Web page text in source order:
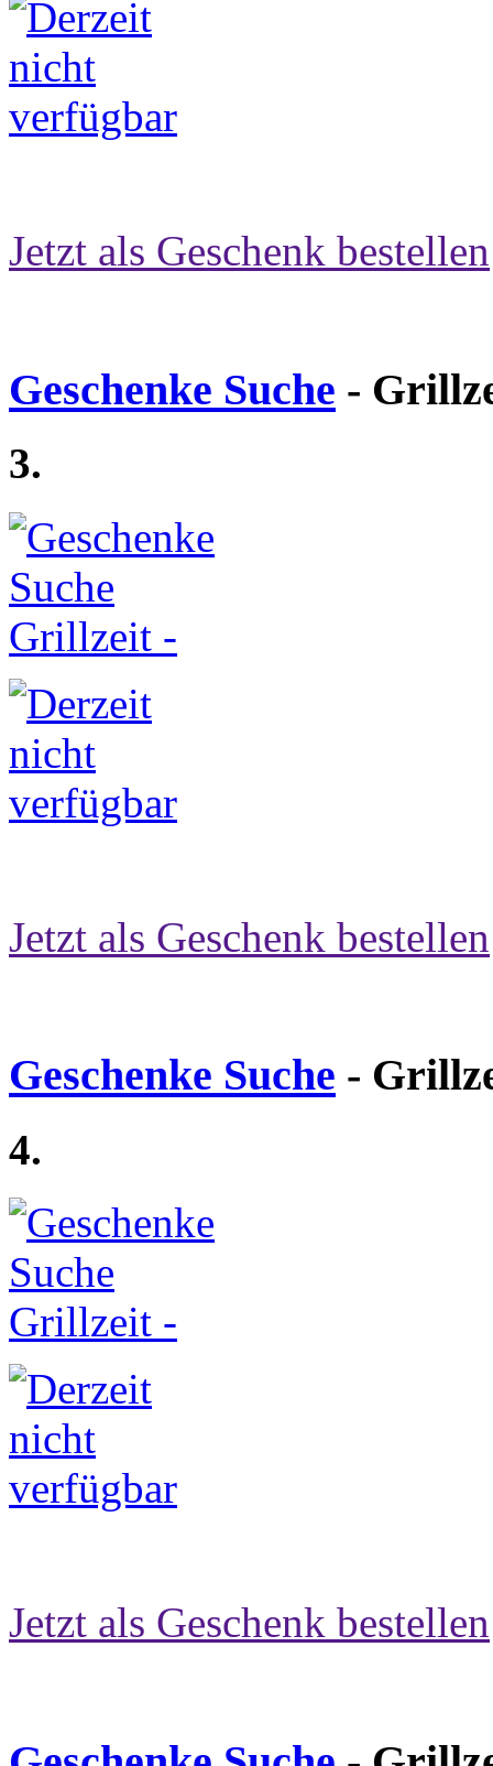
Jetzt als Geschenk bestellen
Geschenke Suche -
3.
Jetzt als Geschenk bestellen
Geschenke Suche -
4.
Jetzt als Geschenk bestellen